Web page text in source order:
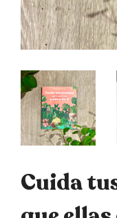
Cuida